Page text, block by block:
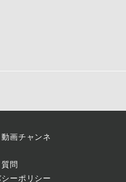
画チャンネ
問
ーポリシー